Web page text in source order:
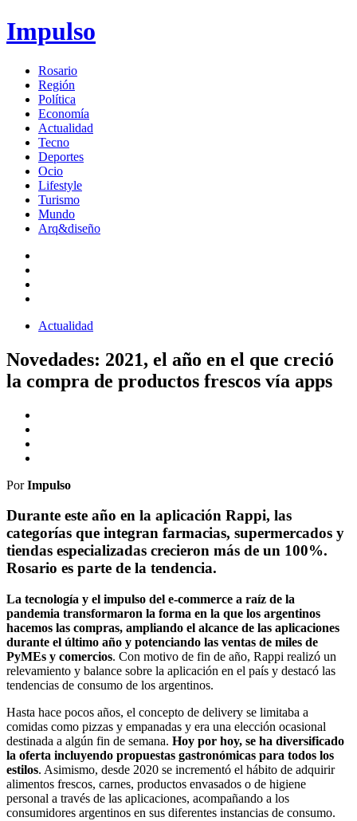
Impulso
Rosario
Región
Política
Economía
Actualidad
Tecno
Deportes
Ocio
Lifestyle
Turismo
Mundo
Arq&diseño
Actualidad
Novedades: 2021, el año en el que creció
la compra de productos frescos vía apps
PorImpulso
Durante este año en la aplicación Rappi, las
categorías que integran farmacias, supermercados y
tiendas especializadas crecieron más de un 100%.
Rosario es parte de la tendencia.
La tecnología y el impulso del e-commerce a raíz de la
pandemia transformaron la forma en la que los argentinos
hacemos las compras, ampliando el alcance de las aplicaciones
durante el último año y potenciando las ventas de miles de
PyMEs y comercios. Con motivo de fin de año, Rappi realizó un
relevamiento y balance sobre la aplicación en el país y destacó las
tendencias de consumo de los argentinos.
Hasta hace pocos años, el concepto de delivery se limitaba a
comidas como pizzas y empanadas y era una elección ocasional
destinada a algún fin de semana. Hoy por hoy, se ha diversificado
la oferta incluyendo propuestas gastronómicas para todos los
estilos. Asimismo, desde 2020 se incrementó el hábito de adquirir
alimentos frescos, carnes, productos envasados o de higiene
personal a través de las aplicaciones, acompañando a los
consumidores argentinos en sus diferentes instancias de consumo.